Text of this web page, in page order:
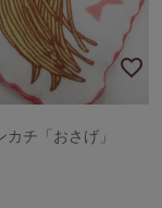
カチ「おさげ」